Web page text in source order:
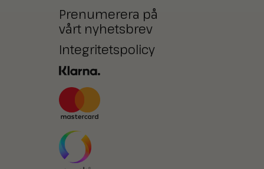
Prenumerera på
vårt nyhetsbrev
Integritetspolicy